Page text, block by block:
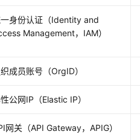
身份认证（Identity and
Management，IAM）
成员账号（OrgID）
公网IP（Elastic IP）
网关（API Gateway，APIG）